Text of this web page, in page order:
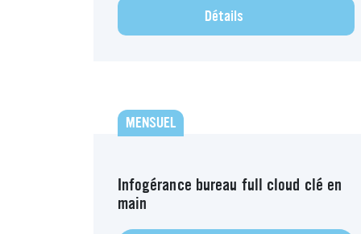
Détails
MENSUEL
Infogérance bureau full cloud clé en
main